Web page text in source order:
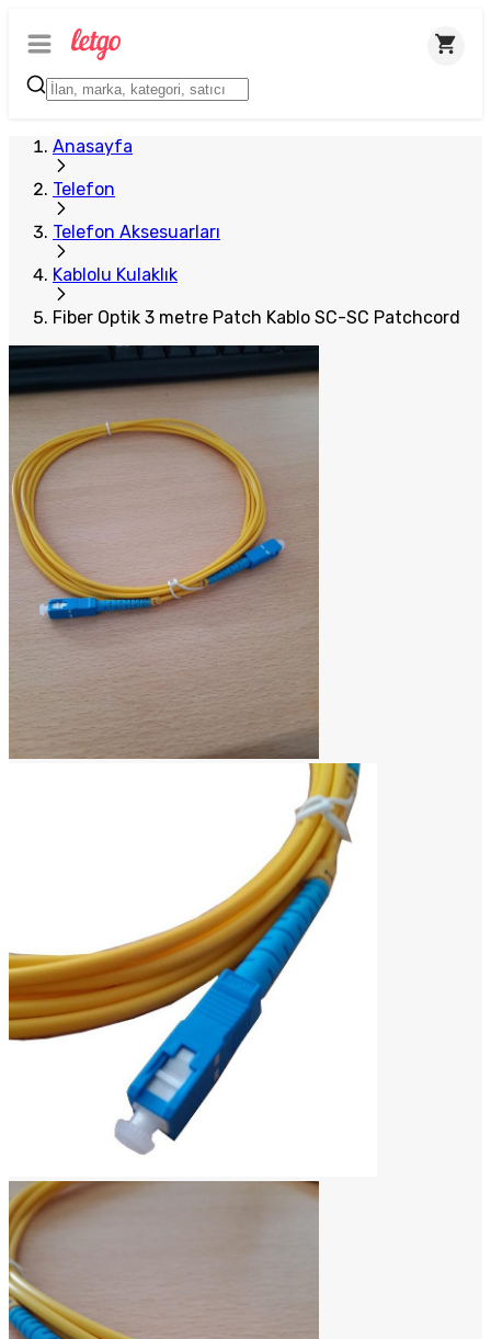
Anasayfa
Telefon
Telefon Aksesuarları
Kablolu Kulaklık
Fiber Optik 3 metre Patch Kablo SC-SC Patchcord